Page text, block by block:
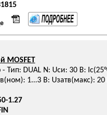
MOSFET
- Тип: DUAL N: Uси: 30 В:
1...3 В: Uзатв(макс): 20
1.27